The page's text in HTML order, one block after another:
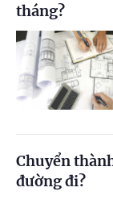
tháng?
Chuyển
đường đi?